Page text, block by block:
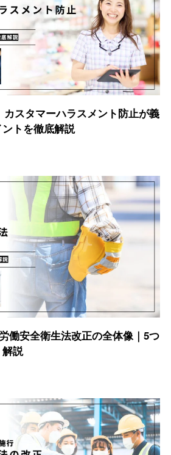
カスタマーハラスメント防止が義
トを徹底解説
働安全衛生法改正の全体像｜5つ
説